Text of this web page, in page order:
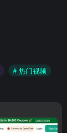
# 热门视频